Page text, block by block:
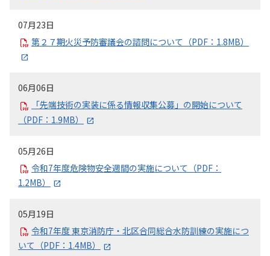
07月23日
第２７期火災予防審議会の諮問について（PDF：1.8MB）
06月06日
「先端技術の実装に係る情報収集公募」の開始について
（PDF：1.9MB）
05月26日
令和7年度危険物安全週間の実施について（PDF：
1.2MB）
05月19日
令和7年度 東京消防庁・北区合同総合水防訓練の実施につ
いて（PDF：1.4MB）